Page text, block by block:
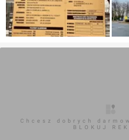
Chcesz dobrych
BLOKUJ